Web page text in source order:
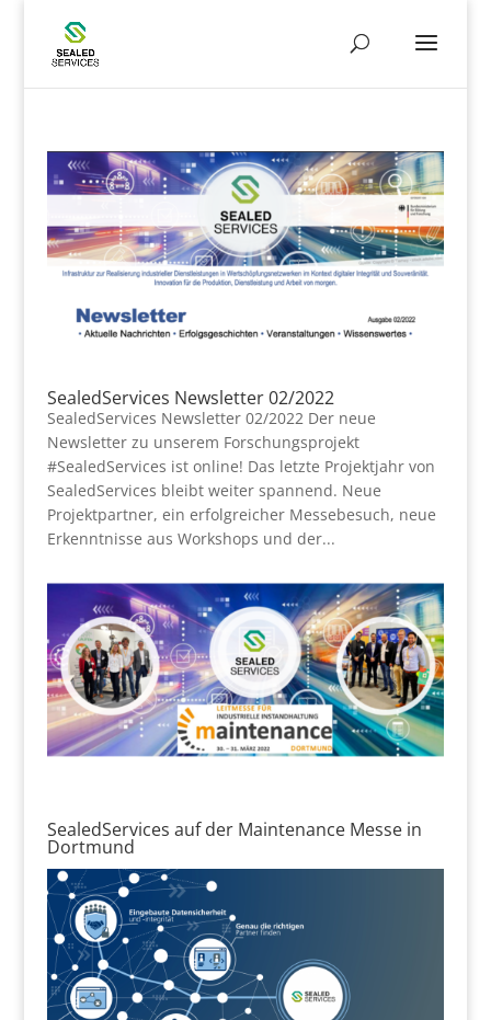
SealedServices Newsletter 02/2022
SealedServices Newsletter 02/2022 Der neue
Newsletter zu unserem Forschungsprojekt
#SealedServices ist online! Das letzte Projektjahr von
SealedServices bleibt weiter spannend. Neue
Projektpartner, ein erfolgreicher Messebesuch, neue
Erkenntnisse aus Workshops und der...
SealedServices auf der Maintenance Messe in
Dortmund